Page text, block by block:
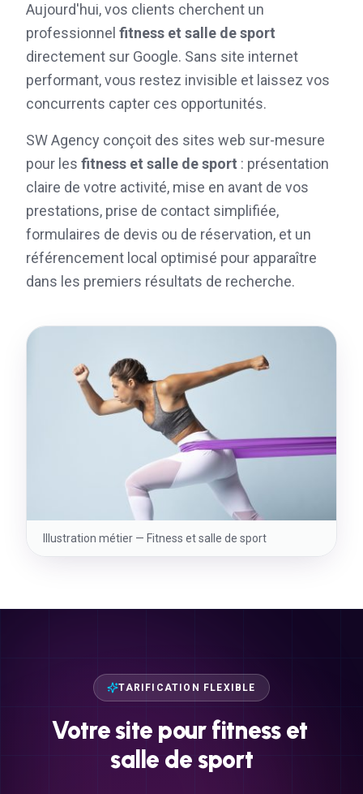
Aujourd'hui, vos clients cherchent un
professionnel fitness et salle de sport
directement sur Google. Sans site internet
performant, vous restez invisible et laissez vos
concurrents capter ces opportunités.
SW Agency conçoit des sites web sur-mesure
pour les fitness et salle de sport : présentation
claire de votre activité, mise en avant de vos
prestations, prise de contact simplifiée,
formulaires de devis ou de réservation, et un
référencement local optimisé pour apparaître
dans les premiers résultats de recherche.
Illustration métier — Fitness et salle de sport
TARIFICATION FLEXIBLE
Votresite pour fitness et
salle de sport